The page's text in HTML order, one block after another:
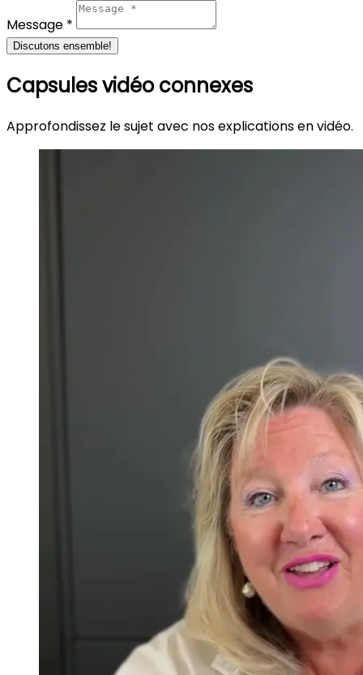
Message *
Discutons ensemble!
Capsules vidéo connexes
Approfondissez le sujet avec nos explications en vidéo.